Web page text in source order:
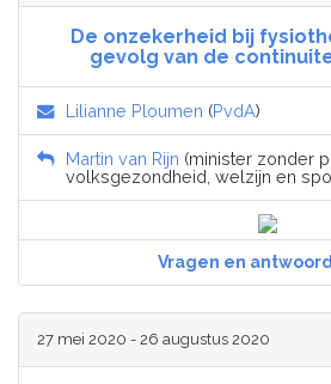
De onzekerheid bij
gevolg van de
Lilianne Ploumen (PvdA)
Martin van Rijn (minister zonder
volksgezondheid, welzijn en
Vragen en
27 mei 2020 - 26 augustus 2020